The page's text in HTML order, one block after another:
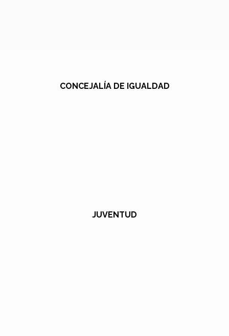
CONCEJALÍA DE IGUALDAD
JUVENTUD